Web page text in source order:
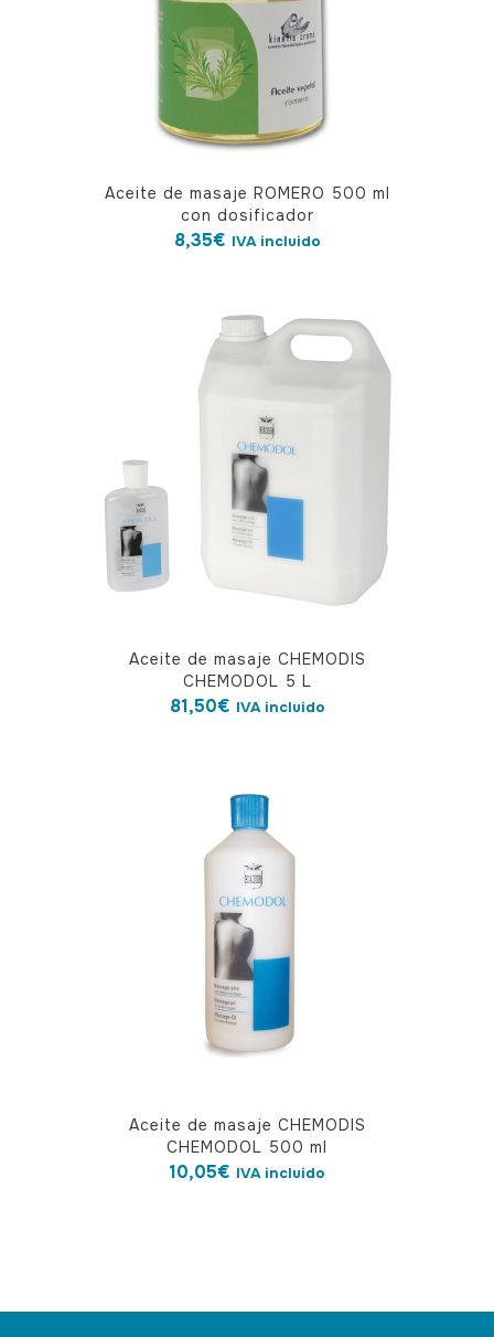
Aceite de masaje ROMERO 500 ml
con dosificador
8,35€ IVA incluido
Aceite de masaje CHEMODIS
CHEMODOL 5 L
81,50€ IVA incluido
Aceite de masaje CHEMODIS
CHEMODOL 500 ml
10,05€ IVA incluido